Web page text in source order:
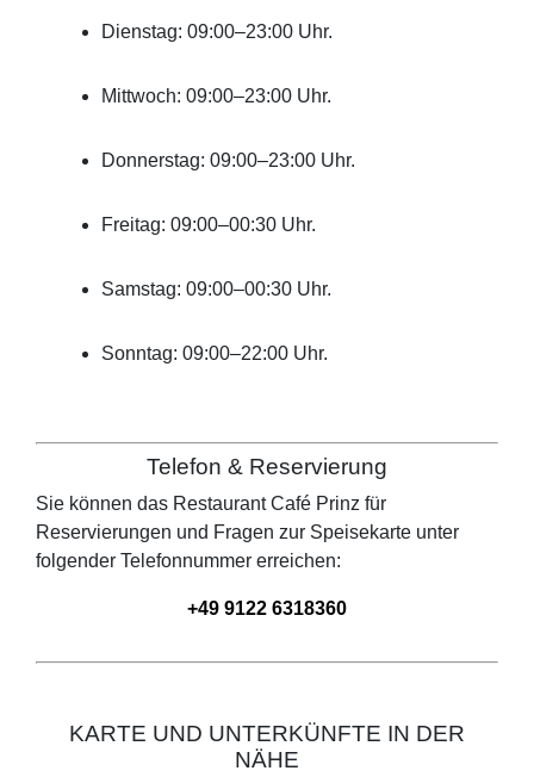
Dienstag: 09:00–23:00 Uhr.
Mittwoch: 09:00–23:00 Uhr.
Donnerstag: 09:00–23:00 Uhr.
Freitag: 09:00–00:30 Uhr.
Samstag: 09:00–00:30 Uhr.
Sonntag: 09:00–22:00 Uhr.
Telefon & Reservierung
Sie können das RestaurantCafé Prinz für
Reservierungen und Fragen zur Speisekarte unter
folgender Telefonnummer erreichen:
+49 9122 6318360
KARTE UND UNTERKÜNFTE IN DER
NÄHE